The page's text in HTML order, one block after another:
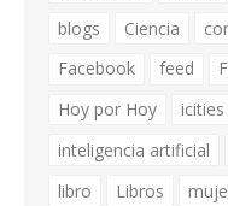
blogs
Ciencia
Facebook
feed
Hoy por Hoy
icities
inteligencia artificial
libro
Libros